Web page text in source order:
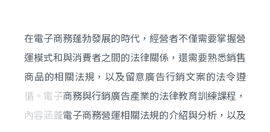
在電子商務蓬勃發展的時代，經營者不僅需要掌握營
運模式和與消費者之間的法律關係，還需要熟悉銷售
商品的相關法規，以及留意廣告行銷文案的法令遵
循。電子商務與行銷廣告產業的法律教育訓練課程，
內容涵蓋電子商務營運相關法規的介紹與分析，以及